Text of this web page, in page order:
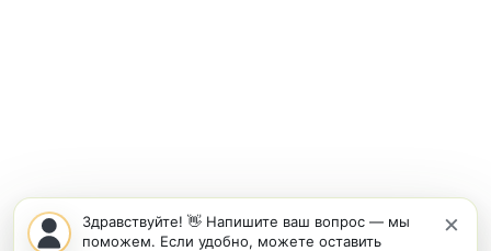
×
Здравствуйте! 👋 Напишите ваш вопрос — мы
поможем. Если удобно, можете оставить